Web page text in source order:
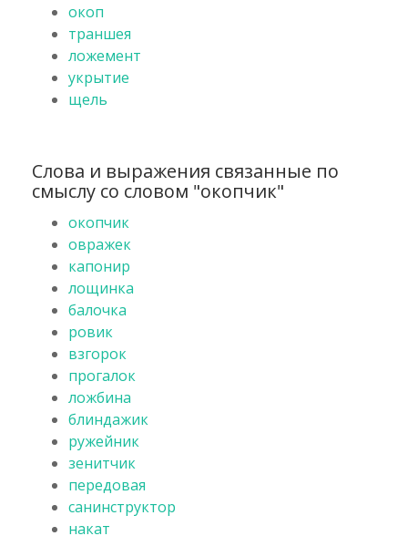
окоп
траншея
ложемент
укрытие
щель
Слова и выражения связанные по
смыслу со словом "окопчик"
окопчик
овражек
капонир
лощинка
балочка
ровик
взгорок
прогалок
ложбина
блиндажик
ружейник
зенитчик
передовая
санинструктор
накат